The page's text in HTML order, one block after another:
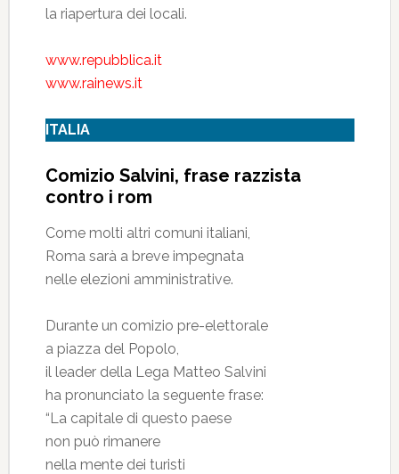
la riapertura dei locali.
www.repubblica.it
www.rainews.it
ITALIA
Comizio Salvini, frase razzista
contro i rom
Come molti altri comuni italiani,
Roma sarà a breve impegnata
nelle elezioni amministrative.
Durante un comizio pre-elettorale
a piazza del Popolo,
il leader della Lega Matteo Salvini
ha pronunciato la seguente frase:
“La capitale di questo paese
non può rimanere
nella mente dei turisti